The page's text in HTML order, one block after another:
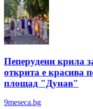
Пеперудени крила
открита е красива
площад "Дунав"
9meseca.bg